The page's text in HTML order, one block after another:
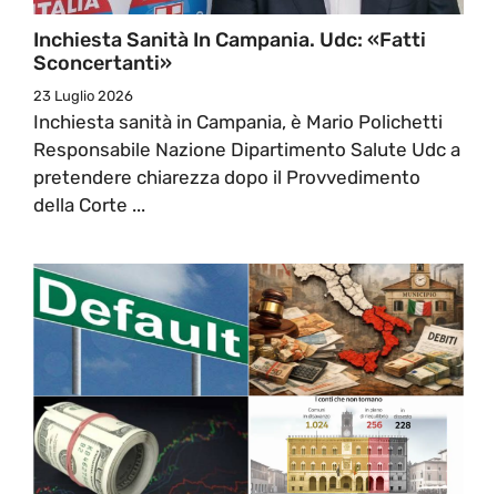
Inchiesta Sanità In Campania. Udc: «Fatti
Sconcertanti»
23 Luglio 2026
Inchiesta sanità in Campania, è Mario Polichetti
Responsabile Nazione Dipartimento Salute Udc a
pretendere chiarezza dopo il Provvedimento
della Corte ...